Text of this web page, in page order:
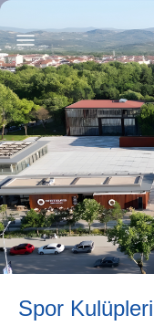
Spor